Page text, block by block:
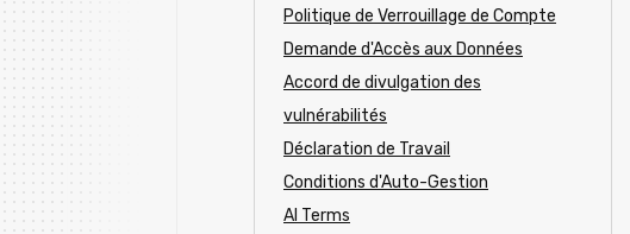
Politique de Verrouillage de Compte
Demande d'Accès aux Données
Accord de divulgation des
vulnérabilités
Déclaration de Travail
Conditions d'Auto-Gestion
AI Terms